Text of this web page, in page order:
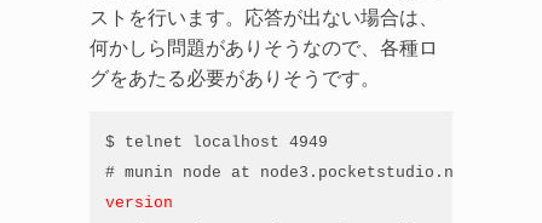
ストを行います。応答が出ない場合は、
何かしら問題がありそうなので、各種ロ
グをあたる必要がありそうです。
$ telnet localhost 4949
version